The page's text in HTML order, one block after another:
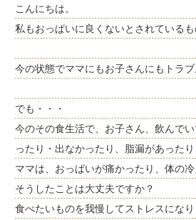
こんにちは。
私もおっぱいに良くないとされている
今の状態でママにもお子さんにもトラ
でも・・・
今のその食生活で、お子さん、飲んで
ったり・出なかったり、脂漏があった
ママは、おっぱいが痛かったり、体の
そうしたことは大丈夫ですか？
食べたいものを我慢してストレスにな